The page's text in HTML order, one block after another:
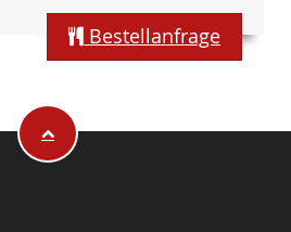
Bestellanfrage